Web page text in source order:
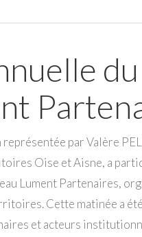
du
par Valère
Oise et Aisne, a
Lument Partenaires,
Cette matinée a
et acteurs